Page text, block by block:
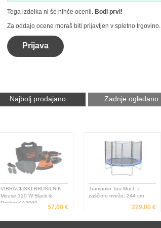
Tega izdelka ni še nihče ocenil. Bodi prvi!
Za oddajo ocene moraš biti prijavljen v spletno trgovino.
Prijava
Najbolj prodajano Zadnje ogledano
VIBRACIJSKI BRUSILNIK
Mouse 120 W Black &
Decker KA2000
57,00 €
Trampolin Too Much z
zaščitno mrežo, 244 cm
229,00 €